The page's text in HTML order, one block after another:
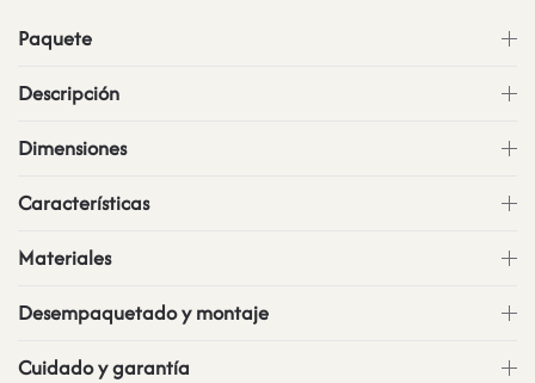
Paquete
Descripción
Dimensiones
Características
Materiales
Desempaquetado y montaje
Cuidado y garantía